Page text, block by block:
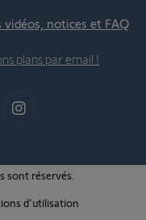
notices et FAQ
plans par email !
sont réservés.
d'utilisation